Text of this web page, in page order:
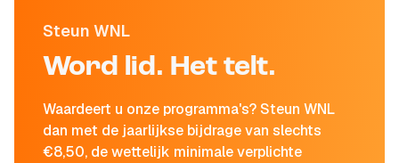
Steun WNL
Word lid. Het telt.
Waardeert u onze programma's? Steun WNL
dan met de jaarlijkse bijdrage van slechts
€8,50, de wettelijk minimale verplichte